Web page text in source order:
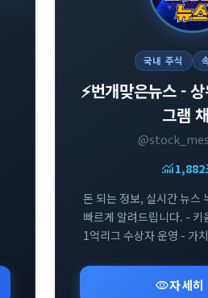
국내 주식
⚡️번개맞은뉴스 -
그램
monitoring1,882
돈 되는 정보, 실시간 뉴스
빠르게 알려드립니다. - 키
1억리그 수상자 운영 - 가
visibility자세히